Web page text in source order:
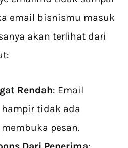
email bisnismu masuk
akan terlihat dari
Rendah: Email
tidak ada
pesan.